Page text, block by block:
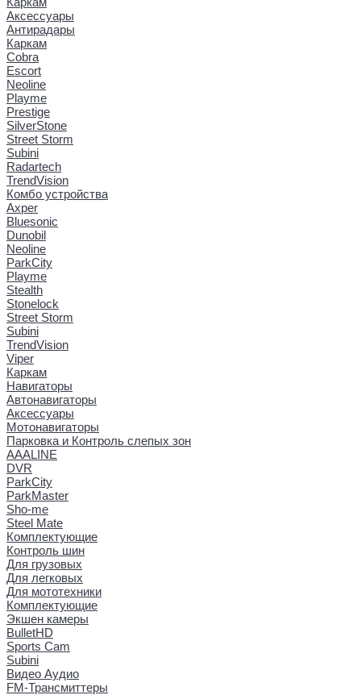
Аксессуары
Антирадары
Каркам
Cobra
Escort
Neoline
Playme
Prestige
SilverStone
Street Storm
Subini
Radartech
TrendVision
Комбо устройства
Axper
Bluesonic
Dunobil
Neoline
ParkCity
Playme
Stealth
Stonelock
Street Storm
Subini
TrendVision
Viper
Каркам
Навигаторы
Автонавигаторы
Аксессуары
Мотонавигаторы
Парковка и Контроль слепых зон
AAALINE
DVR
ParkCity
ParkMaster
Sho-me
Steel Mate
Комплектующие
Контроль шин
Для грузовых
Для легковых
Для мототехники
Комплектующие
Экшен камеры
BulletHD
Sports Cam
Subini
Видео Аудио
FM-Трансмиттеры